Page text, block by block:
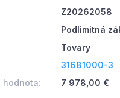
Z20262058
Podlimitná
Tovary
31681000-3
hodnota:
7 978,00 €